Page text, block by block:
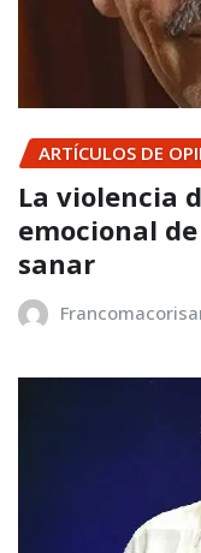
ARTÍCULOS DE
La violencia
emocional
sanar